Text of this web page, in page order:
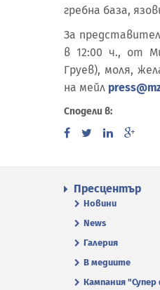
гребна база,
За
в 12:00 ч., от
Груев), моля,
на мейл
Сподели в:
Пресцентър
Новини
News
Галерия
В медиите
Кампания